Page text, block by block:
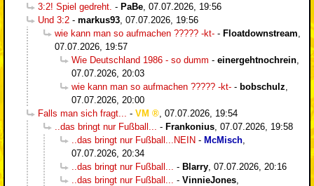
3:2! Spiel gedreht. - PaBe 07.07.2026, 19:56
Und 3:2 - markus93 07.07.2026, 19:56
wie kann man so aufmachen ????? -kt- - Floatdownstream
07.07.2026, 19:57
Wie Deutschland 1986 - so dumm - einergehtnochrein
07.07.2026, 20:03
wie kann man so aufmachen ????? -kt- - bobschulz
07.07.2026, 20:00
Falls man sich fragt...
- VM
07.07.2026, 19:54
..das bringt nur Fußball...
- Frankonius 07.07.2026, 19:58
..das bringt nur Fußball...NEIN - McMisch
07.07.2026, 20:34
..das bringt nur Fußball...
- Blarry 07.07.2026, 20:16
..das bringt nur Fußball...
- VinnieJones